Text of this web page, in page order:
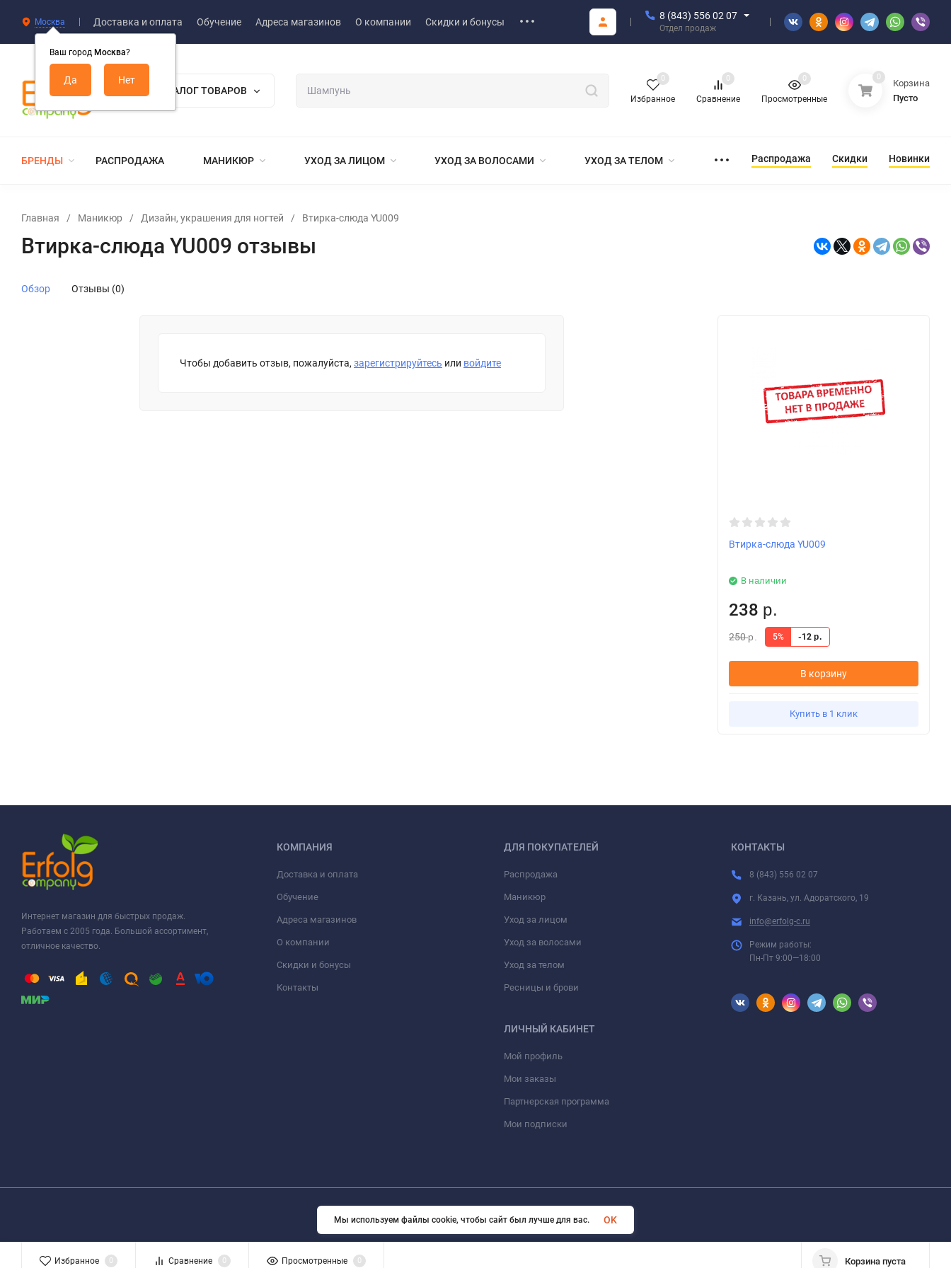
Москва
Ваш город Москва?
Доставка и оплата Обучение Адреса магазинов О компании Скидки и бонусы
8 (843) 556 02 07
Отдел продаж
КАТАЛОГ ТОВАРОВ
Избранное
0
Сравнение
0
Просмотренные
0 0
Корзина
Пусто
БРЕНДЫ РАСПРОДАЖА МАНИКЮР УХОД ЗА ЛИЦОМ УХОД ЗА ВОЛОСАМИ УХОД ЗА ТЕЛОМ Распродажа Скидки Новинки
Главная / Маникюр / Дизайн, украшения для ногтей / Втирка-слюда YU009
Втирка-слюда YU009 отзывы
Обзор Отзывы (0)
Чтобы добавить отзыв, пожалуйста, зарегистрируйтесь или войдите
Втирка-слюда YU009
В наличии
238 р.
250р. 5% -12 р.
В корзину
Купить в 1 клик
Интернет магазин для быстрых продаж.
Работаем с 2005 года. Большой ассортимент,
отличное качество.
КОМПАНИЯ
Доставка и оплата
Обучение
Адреса магазинов
О компании
Скидки и бонусы
Контакты
ДЛЯ ПОКУПАТЕЛЕЙ
Распродажа
Маникюр
Уход за лицом
Уход за волосами
Уход за телом
Ресницы и брови
ЛИЧНЫЙ КАБИНЕТ
Мой профиль
Мои заказы
Партнерская программа
Мои подписки
КОНТАКТЫ
8 (843) 556 02 07
г. Казань, ул. Адоратского, 19
info@erfolg-c.ru
Режим работы:
Пн-Пт 9:00—18:00
© 2026 Erfolg Cosmetics. Все права защищены
Избранное 0 Сравнение 0 Просмотренные 0 Корзина пуста
Мы используем файлы cookie, чтобы сайт был лучше для вас. OK